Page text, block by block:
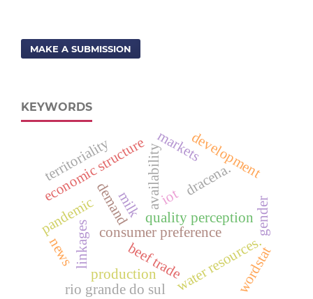
MAKE A SUBMISSION
KEYWORDS
consumer preference
quality perception
beef trade
dracena.
demand availability
water resources.
economic structure iot
linkages
rio grande do sul
territoriality
gender
development
milk
pandemic
production wordstat
news
markets